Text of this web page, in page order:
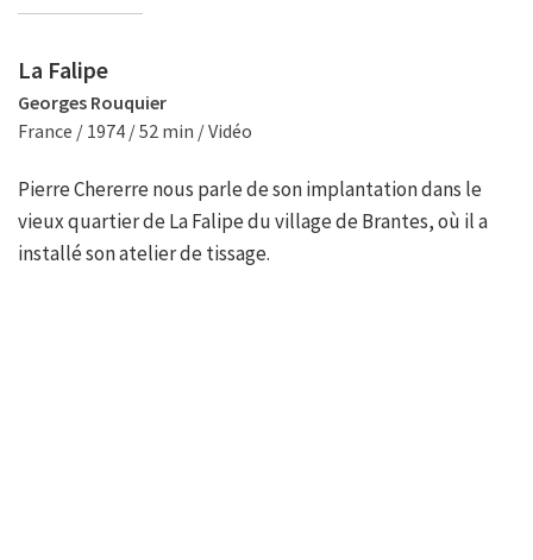
La Falipe
Georges Rouquier
France / 1974 / 52 min / Vidéo
Pierre Chererre nous parle de son implantation dans le
vieux quartier de La Falipe du village de Brantes, où il a
installé son atelier de tissage.